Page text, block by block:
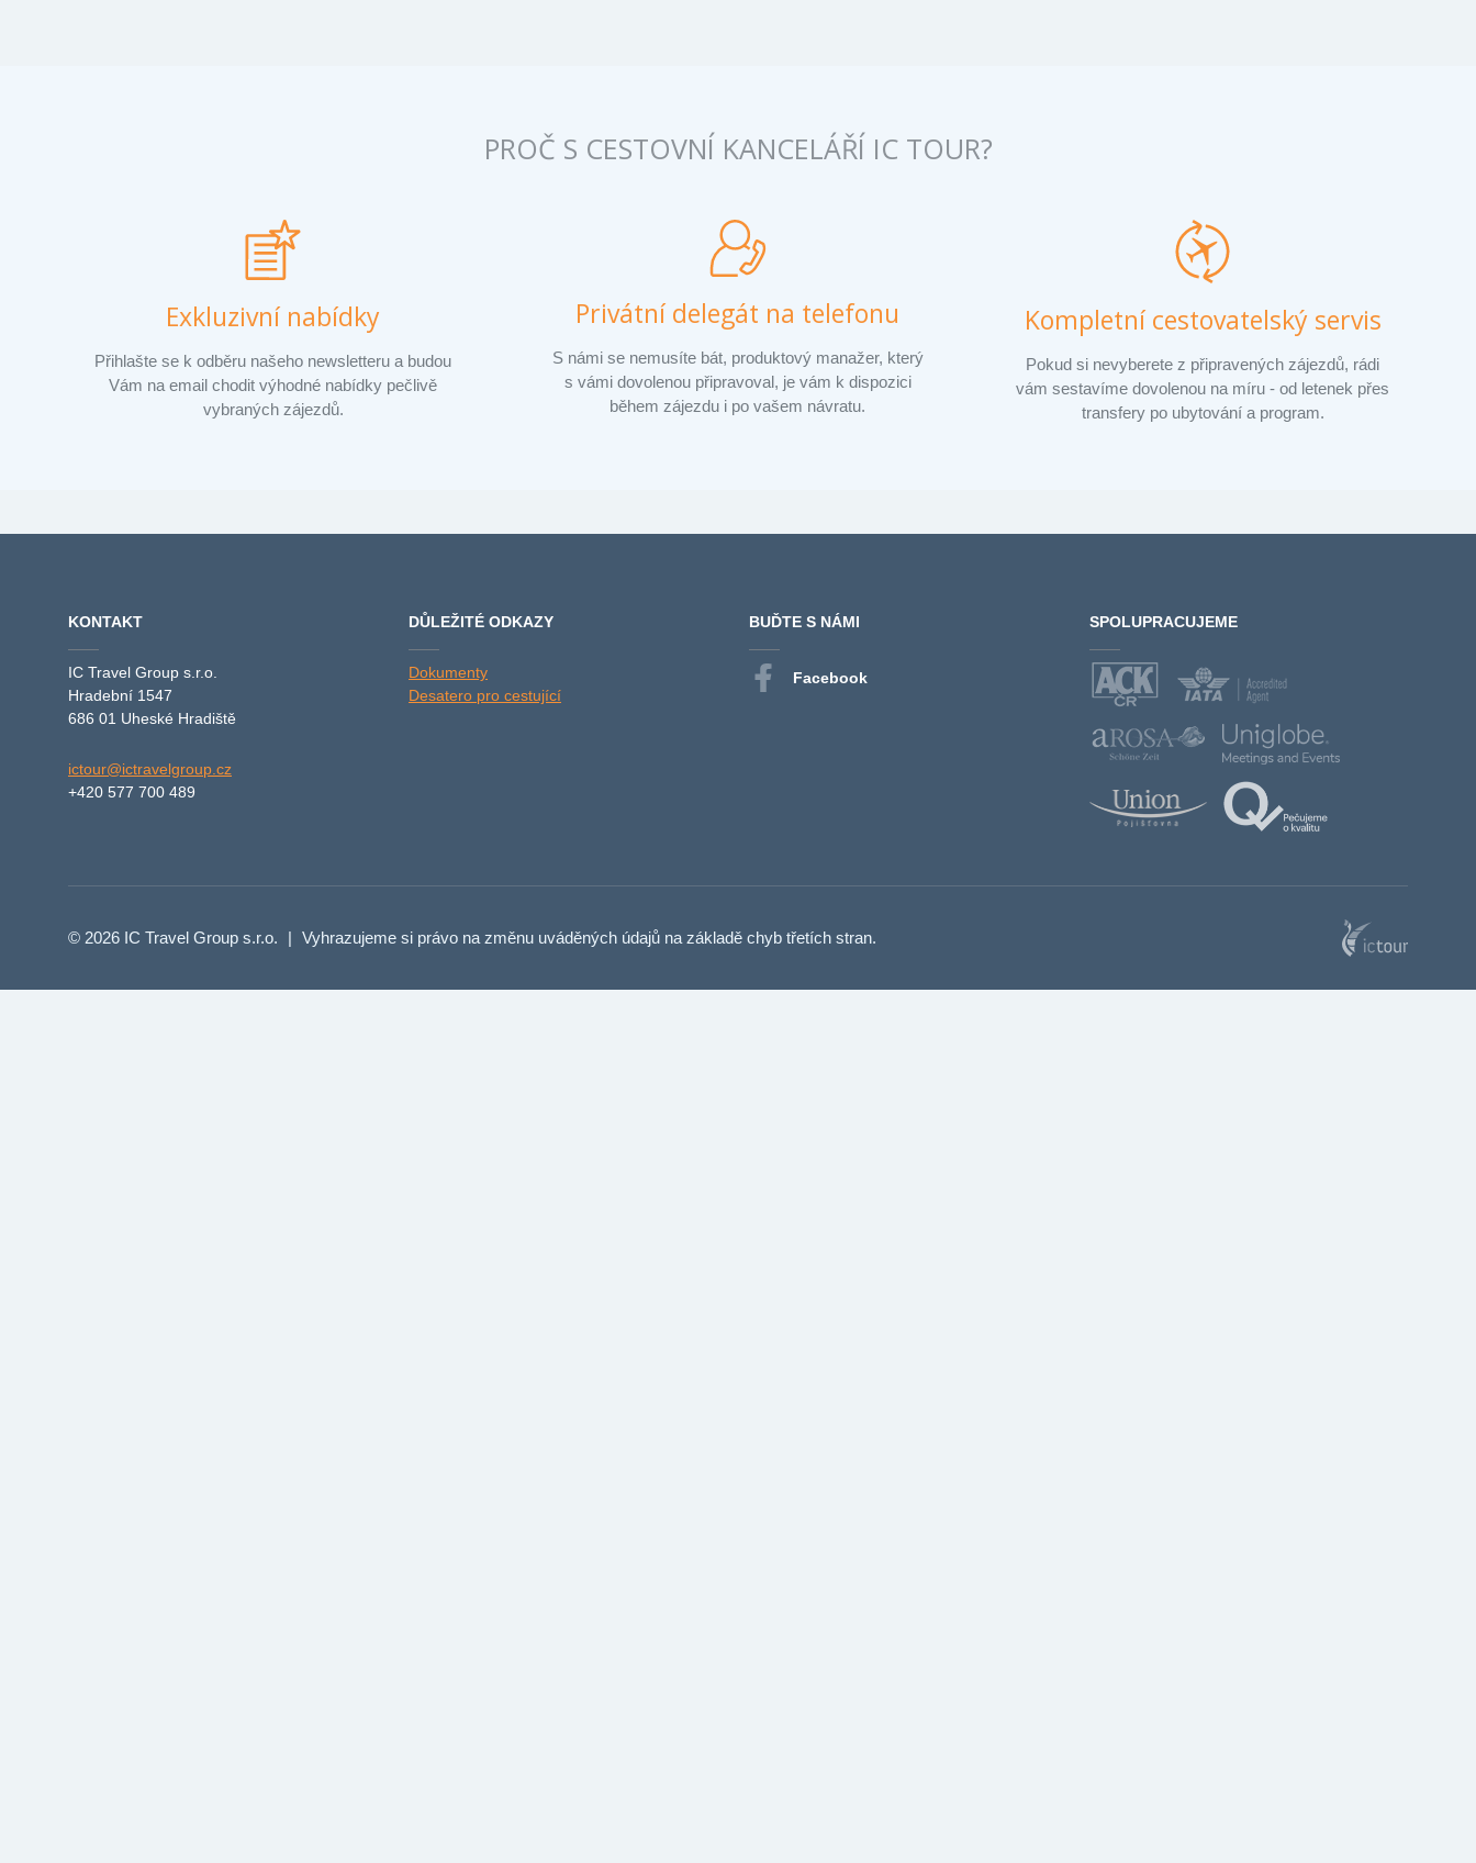
PROČ S CESTOVNÍ KANCELÁŘÍ IC TOUR?
Exkluzivní nabídky
Přihlašte se k odběru našeho newsletteru a budou
Vám na email chodit výhodné nabídky pečlivě
vybraných zájezdů.
Privátní delegát na telefonu
S námi se nemusíte bát, produktový manažer, který
s vámi dovolenou připravoval, je vám k dispozici
během zájezdu i po vašem návratu.
Kompletní cestovatelský servis
Pokud si nevyberete z připravených zájezdů, rádi
vám sestavíme dovolenou na míru - od letenek přes
transfery po ubytování a program.
KONTAKT
IC Travel Group s.r.o.
Hradební 1547
686 01 Uheské Hradiště
ictour@ictravelgroup.cz
+420 577 700 489
DŮLEŽITÉ ODKAZY
Dokumenty
Desatero pro cestující
BUĎTE S NÁMI
Facebook
SPOLUPRACUJEME
© 2026 IC Travel Group s.r.o. | Vyhrazujeme si právo na změnu uváděných údajů na základě chyb třetích stran.